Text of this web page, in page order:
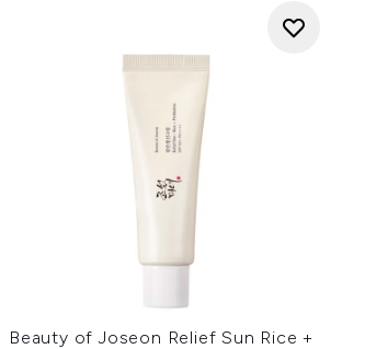
Beauty of Joseon Relief Sun Rice +